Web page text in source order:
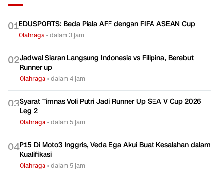
01EDUSPORTS: Beda Piala AFF dengan FIFA ASEAN Cup
Olahraga •dalam 3 jam
02Jadwal Siaran Langsung Indonesia vs Filipina, Berebut
Runner up
Olahraga •dalam 4 jam
03Syarat Timnas Voli Putri Jadi Runner Up SEA V Cup 2026
Leg 2
Olahraga •dalam 5 jam
04P15 Di Moto3 Inggris, Veda Ega Akui Buat Kesalahan dalam
Kualifikasi
Olahraga •dalam 5 jam